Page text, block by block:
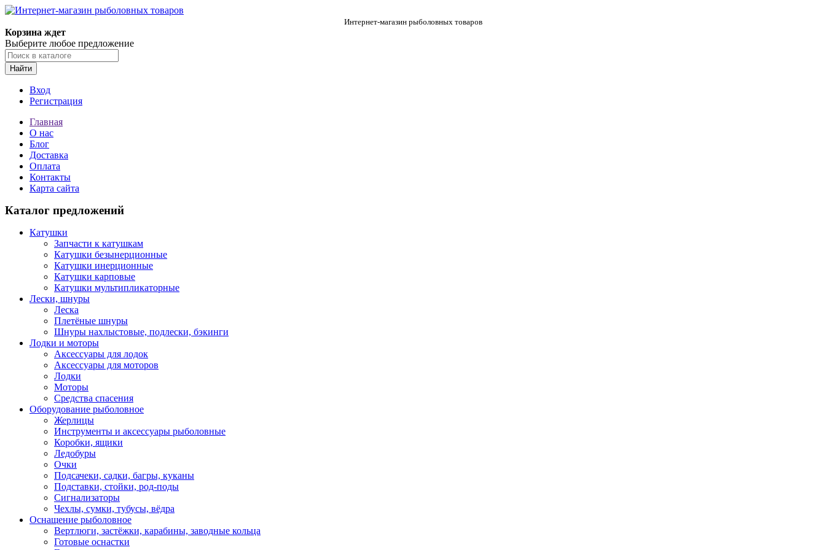
Интернет-магазин рыболовных товаров
Корзина ждет
Выберите любое предложение
Найти
Вход
Регистрация
Главная
О нас
Блог
Доставка
Оплата
Контакты
Карта сайта
Каталог предложений
Катушки
Запчасти к катушкам
Катушки безынерционные
Катушки инерционные
Катушки карповые
Катушки мультипликаторные
Лески, шнуры
Леска
Плетёные шнуры
Шнуры нахлыстовые, подлески, бэкинги
Лодки и моторы
Аксессуары для лодок
Аксессуары для моторов
Лодки
Моторы
Средства спасения
Оборудование рыболовное
Жерлицы
Инструменты и аксессуары рыболовные
Коробки, ящики
Ледобуры
Очки
Подсачеки, садки, багры, куканы
Подставки, стойки, род-поды
Сигнализаторы
Чехлы, сумки, тубусы, вёдра
Оснащение рыболовное
Вертлюги, застёжки, карабины, заводные кольца
Готовые оснастки